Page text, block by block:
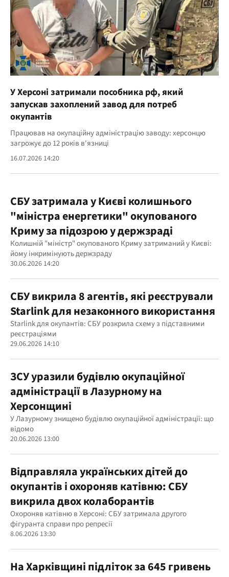
У Херсоні затримали пособника рф, який
запускав захоплений завод для потреб
окупантів
Працював на окупаційну адміністрацію заводу: херсонцю
загрожує до 12 років в'язниці
16.07.2026 14:20
СБУ затримала у Києві колишнього
"міністра енергетики" окупованого
Криму за підозрою у держзраді
Колишній "міністр" окупованого Криму затриманий у Києві:
йому інкримінують держзраду
30.06.2026 14:20
СБУ викрила 8 агентів, які реєстрували
Starlink для незаконного використання
Starlink для окупантів: СБУ розкрила схему з підставними
реєстраціями
29.06.2026 14:10
ЗСУ уразили будівлю окупаційної
адміністрації в Лазурному на
Херсонщині
У Лазурному знищено будівлю окупаційної адміністрації: що
відомо
20.06.2026 13:00
Відправляла українських дітей до
окупантів і охороняв катівню: СБУ
викрила двох колаборантів
Охороняв катівню в Херсоні: СБУ затримала другого
фігуранта справи про репресії
8.06.2026 13:30
На Харківщині підліток за 645 гривень